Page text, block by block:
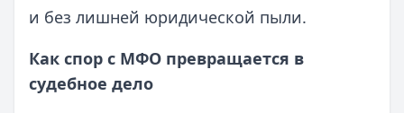
и без лишней юридической пыли.
Как спор с МФО превращается в
судебное дело